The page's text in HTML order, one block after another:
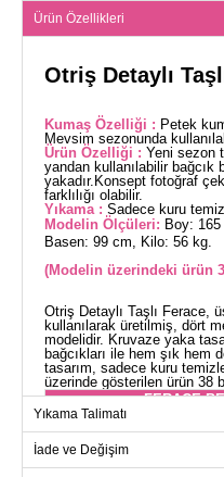
Ürün Özellikleri
Otriş Detaylı
Kumaş Özelliği : Petek
Mevsim sezonunda
Ürün Özelliği : Yeni sezon
yandan kullanılabilir bağcık
yakadır.Konsept fotoğraf
farklılığı olabilir.
Yıkama : Sadece kuru
Modelin Ölçüleri: Boy:
Basen: 99 cm, Kilo: 56 kg.
(Modelin üzerindeki ürün
Otriş Detaylı Taşlı Ferace,
kullanılarak üretilmiş, dört
modelidir. Kruvaze yaka
bağcıkları ile hem şık hem
tasarım, sadece kuru
üzerinde gösterilen ürün 38
FERACE
38
Yıkama Talimatı
İade ve Değişim